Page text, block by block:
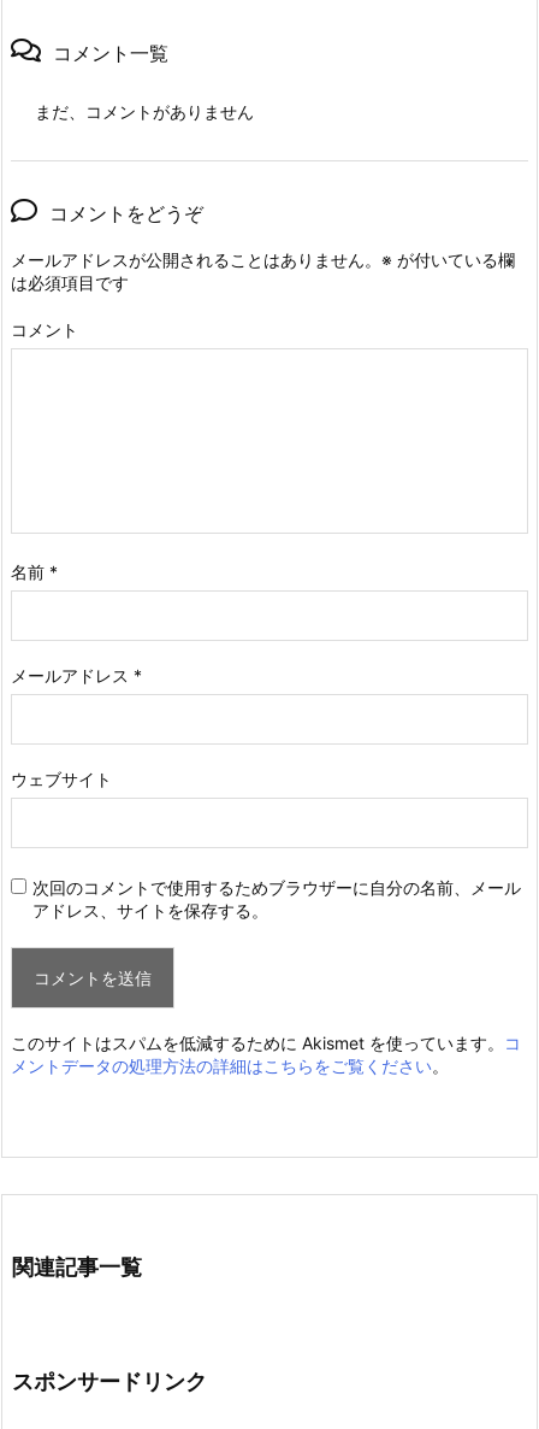
コメント一覧
まだ、コメントがありません
コメントをどうぞ
メールアドレスが公開されることはありません。 ※ が付いている欄
は必須項目です
コメント
名前 *
メールアドレス *
ウェブサイト
次回のコメントで使用するためブラウザーに自分の名前、メール
アドレス、サイトを保存する。
このサイトはスパムを低減するために Akismet を使っています。
コ
メントデータの処理方法の詳細はこちらをご覧ください。
関連記事一覧
スポンサードリンク